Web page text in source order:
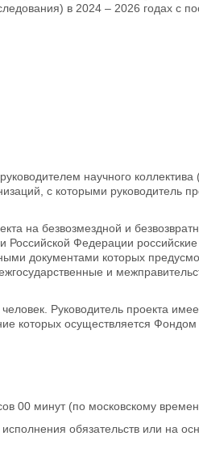
в 2024 – 2026 годах с
научного коллектива
с которыми руководитель
на безвозмездной и
Федерации российские
документами которых
и
Руководитель проекта
которых осуществляется
00 минут (по московскому
обязательств или на